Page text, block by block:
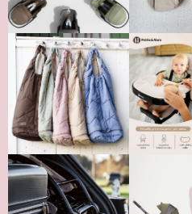
Vložením hodnotenie súhlasíte s
osobných údajov